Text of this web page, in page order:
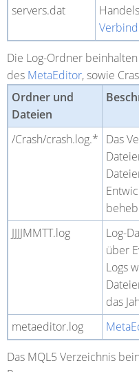
servers.dat
Die Log-Ordner beinhalten
des MetaEditor, sowie
Ordner und
Dateien
/Crash/crash.log.* Das
JJJJMMTT.log
Log-
über
Logs
das
metaeditor.log
Das MQL5 Verzeichnis